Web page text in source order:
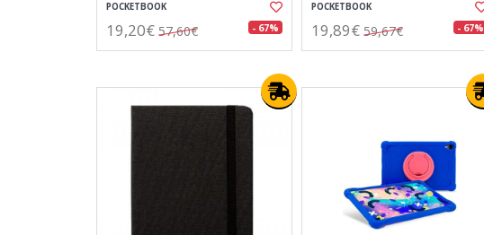
POCKETBOOK
19,20€ 57,60€ - 67%
POCKETBOOK
19,89€ 59,67€ - 67%